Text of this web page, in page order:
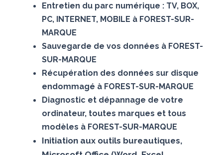
Entretien du parc numérique : TV, BOX,
PC, INTERNET, MOBILE à FOREST-SUR-
MARQUE
Sauvegarde de vos données à FOREST-
SUR-MARQUE
Récupération des données sur disque
endommagé à FOREST-SUR-MARQUE
Diagnostic et dépannage de votre
ordinateur, toutes marques et tous
modèles à FOREST-SUR-MARQUE
Initiation aux outils bureautiques,